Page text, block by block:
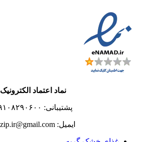
نماد اعتماد الکترونیک
پشتیبانی: ۰۹۱۰۸۲۹۰۶۰۰
ایمیل: petzip.ir@gmail.com